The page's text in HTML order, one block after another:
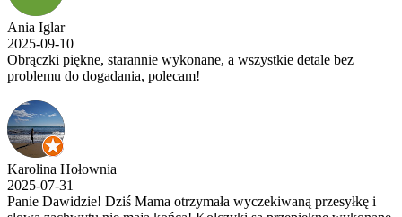
Ania Iglar
2025-09-10
Obrączki piękne, starannie wykonane, a wszystkie detale bez
problemu do dogadania, polecam!
Karolina Hołownia
2025-07-31
Panie Dawidzie! Dziś Mama otrzymała wyczekiwaną przesyłkę i